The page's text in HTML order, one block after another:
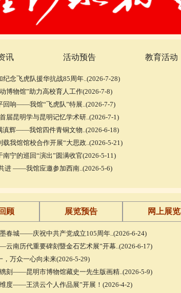
讯 活动预告 教育活动
纪念飞虎队援华抗战85周年..(2026-7-28)
博物馆”助力高校育人工作(2026-7-8)
回响——我馆“飞虎队”特展..(2026-7-7)
届昆明学与昆明记忆学术研..(2026-7-1)
滇辉——我馆四件青铜文物..(2026-6-18)
载我馆馆校合作开展“大思政..(2026-5-21)
南宁的巡回“演出”圆满收官(2026-5-11)
进 ——我馆应邀参加西南..(2026-5-6)
顾 展览预告 网上展览
春城——庆祝中共产党成立105周年..(2026-6-24)
南历代重要碑刻暨金石艺术展”开幕..(2026-6-17)
，万众一心向未来(2026-5-29)
刻——昆明市博物馆藏史一先生版画精..(2026-5-9)
度——王洪云个人作品展”开展！(2026-4-2)